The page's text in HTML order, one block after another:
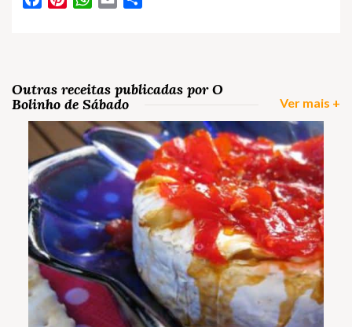
Outras receitas publicadas por O
Bolinho de Sábado
Ver mais +